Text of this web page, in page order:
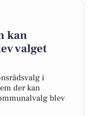
kan
valget
i
der kan
blev